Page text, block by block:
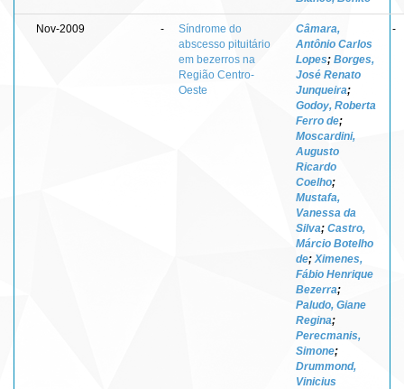
Nov-2009 -
Síndrome do
abscesso pituitário
em bezerros na
Região Centro-
Oeste
Câmara,
Antônio Carlos
Lopes; Borges,
José Renato
Junqueira;
Godoy, Roberta
Ferro de;
Moscardini,
Augusto
Ricardo
Coelho;
Mustafa,
Vanessa da
Silva; Castro,
Márcio Botelho
de; Ximenes,
Fábio Henrique
Bezerra;
Paludo, Giane
Regina;
Perecmanis,
Simone;
Drummond,
Vinicius
-